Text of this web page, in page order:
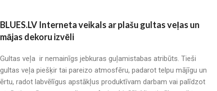
BLUES.LV Interneta veikals ar plašu gultas veļas un
mājas dekoru izvēli
Gultas veļa ir nemainīgs jebkuras guļamistabas atribūts. Tieši
gultas veļa piešķir tai pareizo atmosfēru, padarot telpu mājīgu un
ērtu, radot labvēlīgus apstākļus produktīvam darbam vai palīdzot